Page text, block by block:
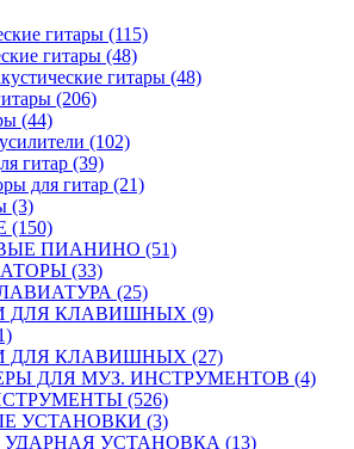
гитары (115)
гитары (48)
гитары (48)
(206)
(44)
(102)
гитар (39)
для гитар (21)
(3)
ПИАНИНО (51)
(33)
(25)
ДЛЯ КЛАВИШНЫХ (9)
ДЛЯ КЛАВИШНЫХ (27)
ДЛЯ МУЗ. ИНСТРУМЕНТОВ (4)
(526)
УСТАНОВКИ (3)
УДАРНАЯ УСТАНОВКА (13)